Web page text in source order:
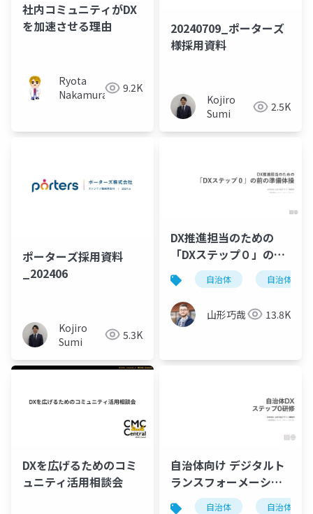
社内コミュニティがDX
を加速させる理由
Ryota
Nakamura
9.2K
20240709_ポーターズ
様採用資料
Kojiro
Sumi
2.5K
ポーターズ採用資料
_202406
Kojiro
Sumi
5.3K
DX推進担当のための
「DXステップ０」の前
の準備体操
自治体 自治体dx
山形巧哉 13.8K
DXを広げるためのコミ
ュニティ活用相談会
自治体向け デジタルト
ランスフォーメーショ
ン(DX) ステップ0研修
自治体 自治体dx